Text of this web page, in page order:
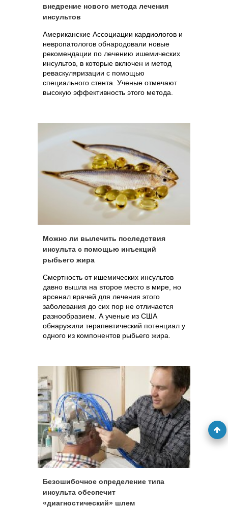
внедрение нового метода лечения
инсультов
Американские Ассоциации кардиологов и
невропатологов обнародовали новые
рекомендации по лечению ишемических
инсультов, в которые включен и метод
реваскуляризации с помощью
специального стента. Ученые отмечают
высокую эффективность этого метода.
Можно ли вылечить последствия
инсульта с помощью инъекций
рыбьего жира
Смертность от ишемических инсультов
давно вышла на второе место в мире, но
арсенал врачей для лечения этого
заболевания до сих пор не отличается
разнообразием. А ученые из США
обнаружили терапевтический потенциал у
одного из компонентов рыбьего жира.
Безошибочное определение типа
инсульта обеспечит
«диагностический» шлем